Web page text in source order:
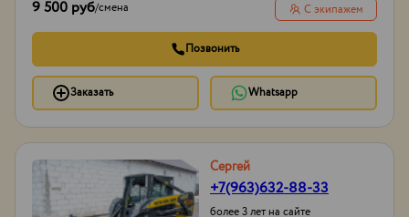
9 500 руб/смена С экипажем
Позвонить
Заказать Whatsapp
Сергей
+7(963)632-88-33
более 3 лет на сайте